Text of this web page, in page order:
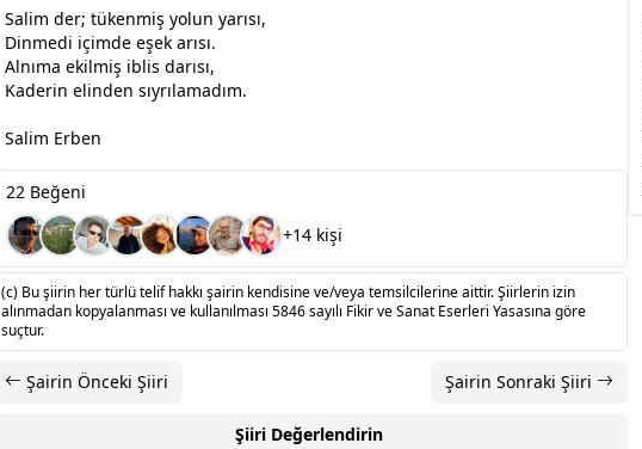
Salim der; tükenmiş yolun yarısı,
Dinmedi içimde eşek arısı.
Alnıma ekilmiş iblis darısı,
Kaderin elinden sıyrılamadım.
Salim Erben
22 Beğeni
+14 kişi
(c) Bu şiirin her türlü telif hakkı şairin kendisine ve/veya temsilcilerine aittir. Şiirlerin izin
alınmadan kopyalanması ve kullanılması 5846 sayılı Fikir ve Sanat Eserleri Yasasına göre
suçtur.
Şairin Önceki Şiiri Şairin Sonraki Şiiri
Şiiri Değerlendirin